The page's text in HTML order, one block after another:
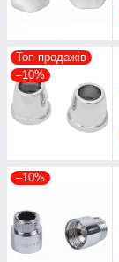
Топ продажів
–10%
–10%